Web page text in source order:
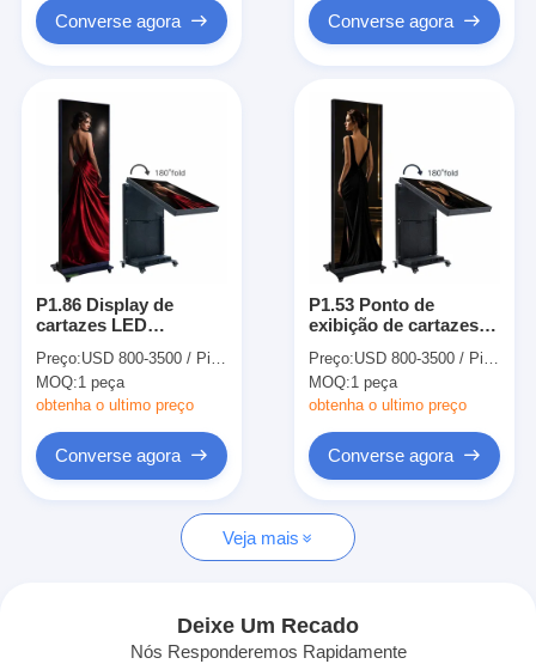
Produtos
Sobre nós
Visita à fábrica
Controle de qualidade
Notícias
Signage exterior do LCD Digital
Converse agora Converse agora
P1.86 Display de
cartazes LED
interiores
640x1920mm
Preço:USD 800-3500 / Piece
MOQ:1 peça
obtenha o ultimo preço
Converse agora
P1.53 Ponto de
exibição de cartazes
portáteis Indoor
640x1920mm Alumínio
Preço:USD 800-3500 / Piece
MOQ:1 peça
obtenha o ultimo preço
Converse agora
Veja mais
Deixe Um Recado
Nós Responderemos Rapidamente